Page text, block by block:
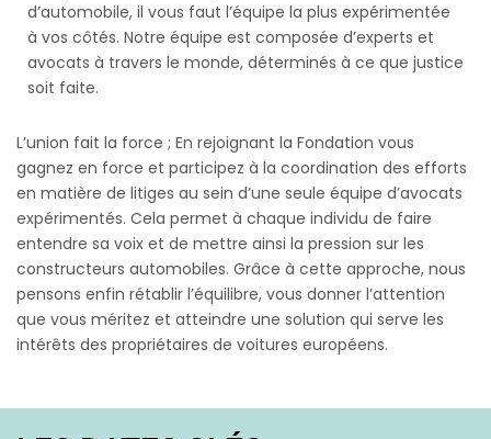
d’automobile, il vous faut l’équipe la plus expérimentée
à vos côtés. Notre équipe est composée d’experts et
avocats à travers le monde, déterminés à ce que justice
soit faite.
L’union fait la force ; En rejoignant la Fondation vous
gagnez en force et participez à la coordination des efforts
en matière de litiges au sein d’une seule équipe d’avocats
expérimentés. Cela permet à chaque individu de faire
entendre sa voix et de mettre ainsi la pression sur les
constructeurs automobiles. Grâce à cette approche, nous
pensons enfin rétablir l’équilibre, vous donner l’attention
que vous méritez et atteindre une solution qui serve les
intérêts des propriétaires de voitures européens.